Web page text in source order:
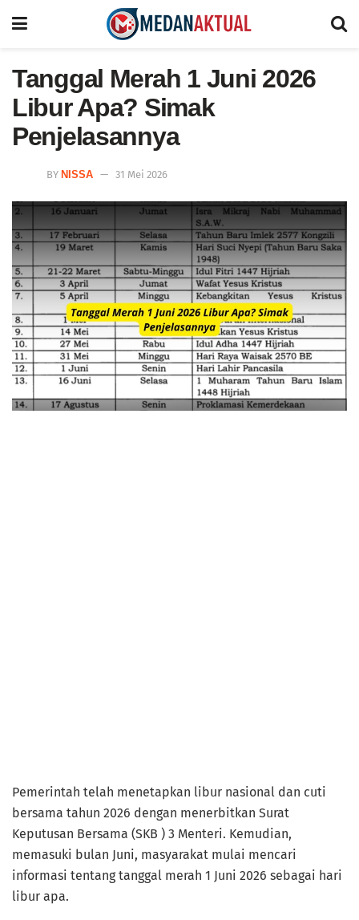
Tanggal Merah 1 Juni 2026
Libur Apa? Simak
Penjelasannya
BY NISSA 31 Mei 2026
Pemerintah telah menetapkan libur nasional dan cuti
bersama tahun 2026 dengan menerbitkan Surat
Keputusan Bersama (SKB ) 3 Menteri. Kemudian,
memasuki bulan Juni, masyarakat mulai mencari
informasi tentang tanggal merah 1 Juni 2026 sebagai hari
libur apa.